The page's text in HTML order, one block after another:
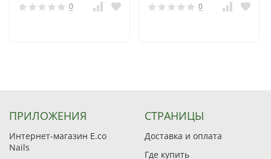
0 0
ПРИЛОЖЕНИЯ
Интернет-магазин E.co
Nails
СТРАНИЦЫ
Доставка и оплата
Где купить